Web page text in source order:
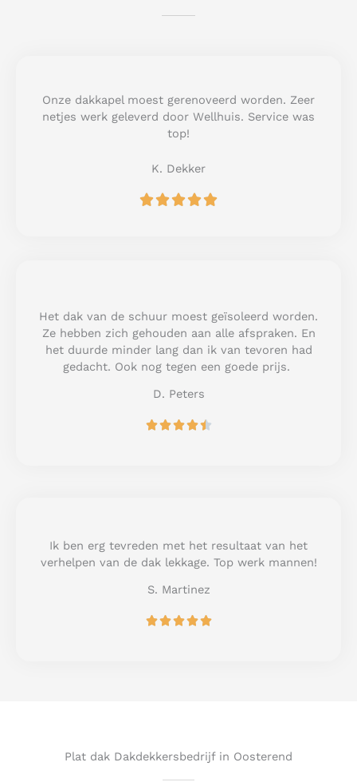
Onze dakkapel moest gerenoveerd worden. Zeer
netjes werk geleverd door Wellhuis. Service was
top!
K. Dekker
R
u
t
o
f
Het dak van de schuur moest geïsoleerd worden.
Ze hebben zich gehouden aan alle afspraken. En
het duurde minder lang dan ik van tevoren had
gedacht. Ook nog tegen een goede prijs.
D. Peters

f
Ik ben erg tevreden met het resultaat van het
verhelpen van de dak lekkage. Top werk mannen!
S. Martinez
R
t
Plat dak Dakdekkersbedrijf in Oosterend